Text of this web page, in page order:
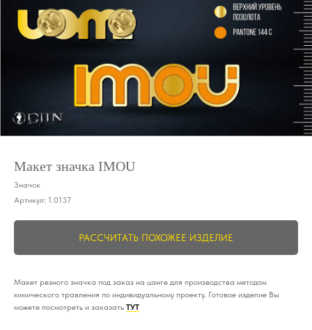
Макет значка IMOU
Значок
Артикул: 1.0137
РАССЧИТАТЬ ПОХОЖЕЕ ИЗДЕЛИЕ
Макет резного значка под заказ на цанге для производства методом
химического травления по индивидуальному проекту. Готовое изделие Вы
можете посмотреть и заказать ТУТ